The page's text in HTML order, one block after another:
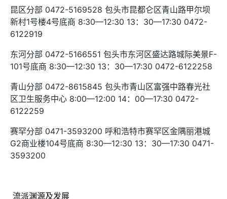
昆区分部 0472-5169528 包头市昆都仑区青山路甲尔坝
新村1号楼4号底商 8:30—12:30 13：30—17:30 0472-
6122919
东河分部 0472-5166551 包头市东河区盛达路城际美景F-
101号底商 8:30—12:30 13：30—17:30 0472-6122258
青山分部 0472-8615845 包头市青山区富强中路春光社
区卫生服务中心 8:00—12:00 14：00—17:30 0472-
6122259
赛罕分部 0471-3593200 呼和浩特市赛罕区金隅丽港城
G2商业楼104号底商 8:30—12:30 13：30—17:30 0471-
3593200
流派渊源及发展